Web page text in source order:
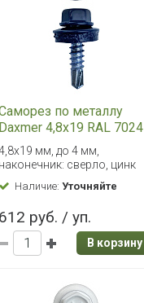
по металлу
Daxmer 4,8х19 RAL 7024
(250 шт) сверло №2
мм, до 4 мм,
наконечник: сверло, цинк
Наличие: Уточняйте
612 руб. / уп.
В корзину